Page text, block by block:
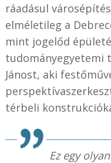
ráadásul
elméletileg a
mint jogelőd
tudományegyetemi
Jánost, aki
térbeli
Ez egy